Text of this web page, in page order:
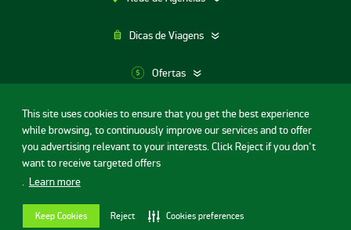
This site uses cookies to ensure that you get the best experience
while browsing, to continuously improve our services and to offer
you advertising relevant to your interests. Click Reject if you don't
want to receive targeted offers
. Learn more
Keep Cookies Reject Cookies preferences
Dicas de Viagens
Ofertas
Aluguel de Carros SP
Aluguel de Carros Porto Alegre
Aluguel de Carros RJ
Aluguel de Carros Porto Seguro
Termos de uso Portal da privacidade
Segurança Digital
Contrato
Licença de código aberto
Configurações de cookies